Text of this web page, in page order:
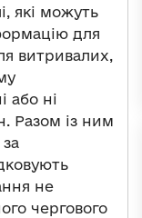
які можуть
для
витривалих,
або ні
Разом із ним
не
чергового